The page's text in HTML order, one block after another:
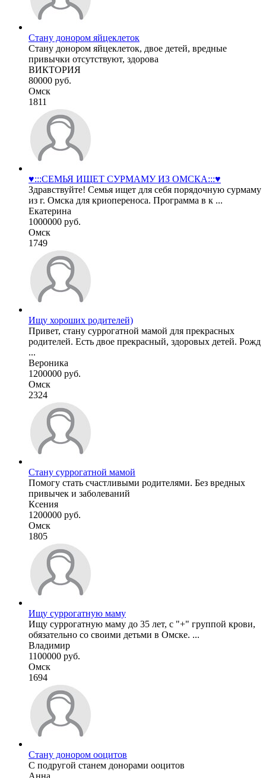
Стану донором яйцеклеток
Стану донором яйцеклеток, двое детей, вредные
привычки отсутствуют, здорова
ВИКТОРИЯ
80000 руб.
Омск
1811
♥️:::СЕМЬЯ ИЩЕТ СУРМАМУ ИЗ ОМСКА:::♥️
Здравствуйте! Семья ищет для себя порядочную сурмаму
из г. Омска для криопереноса. Программа в к ...
Екатерина
1000000 руб.
Омск
1749
Ищу хороших родителей)
Привет, стану суррогатной мамой для прекрасных
родителей. Есть двое прекрасный, здоровых детей. Рожд
...
Вероника
1200000 руб.
Омск
2324
Стану суррогатной мамой
Помогу стать счастливыми родителями. Без вредных
привычек и заболеваний
Ксения
1200000 руб.
Омск
1805
Ищу суррогатную маму
Ищу суррогатную маму до 35 лет, с "+" группой крови,
обязательно со своими детьми в Омске. ...
Владимир
1100000 руб.
Омск
1694
Стану донором ооцитов
С подругой станем донорами ооцитов
Анна